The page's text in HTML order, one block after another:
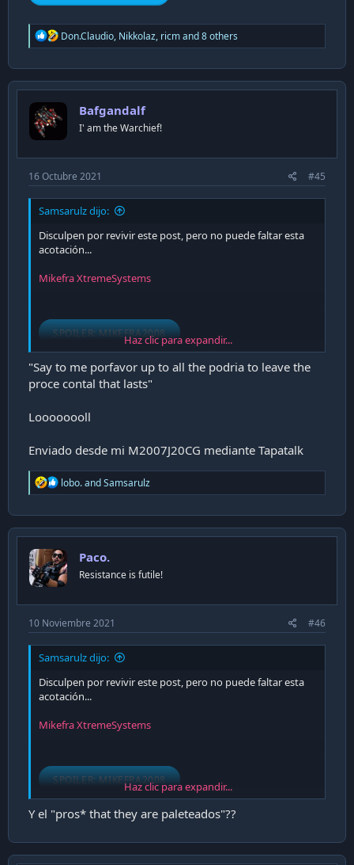
R
e
c
t
n
s
Don.Claudio, Nikkolaz, ricmand 8 others
Bafgandalf
I' am the Warchief!
16 Octubre 2021 #45
Samsarulz dijo:
Disculpen por revivir este post, pero no puede faltar esta
acotación...
Mikefra XtremeSystems
SPOILER:MIKEFRA2008
Haz clic para expandir...
"Say to me porfavor up to all the podria to leave the
proce contal that lasts"
Loooooooll
Enviado desde mi M2007J20CG mediante Tapatalk
R
e
c
t
o
n
s
lobo.andSamsarulz
Paco.
Resistance is futile!
10 Noviembre 2021 #46
Samsarulz dijo:
Disculpen por revivir este post, pero no puede faltar esta
acotación...
Mikefra XtremeSystems
SPOILER:MIKEFRA2008
Haz clic para expandir...
Y el "pros* that they are paleteados"??